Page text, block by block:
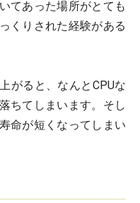
てあった場所がとても
くりされた経験がある
がると、なんとCPUな
ちてしまいます。そし
命が短くなってしまい